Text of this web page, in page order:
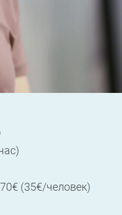
(35€/человек)